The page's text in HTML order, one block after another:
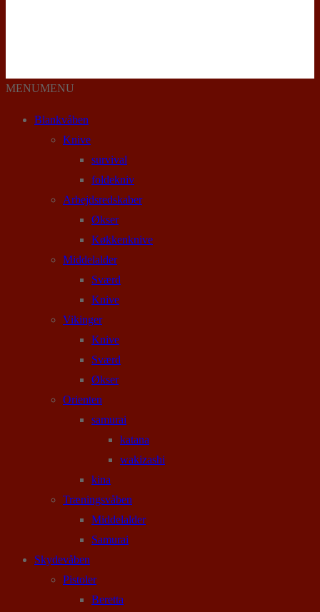
MENUMENU
Blankvåben
Knive
survival
foldekniv
Arbejdsredskaber
Økser
Køkkenknive
Middelalder
Sværd
Knive
Vikinger
Knive
Sværd
Økser
Orienten
samurai
katana
wakizashi
kina
Træningsvåben
Middelalder
Samurai
Skydevåben
Pistoler
Beretta